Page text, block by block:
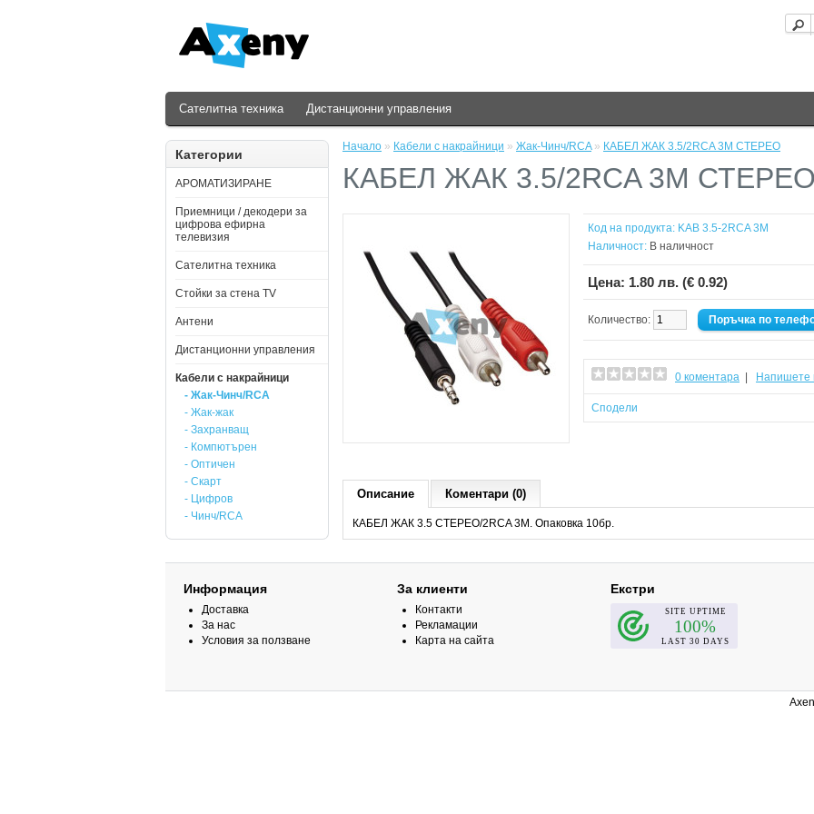
Сателитна техника Дистанционни управления
Категории
АРОМАТИЗИРАНЕ
Приемници / декодери за
цифрова ефирна
телевизия
Сателитна техника
Стойки за стена ТV
Антени
Дистанционни управления
Кабели с накрайници
- Жак-Чинч/RCA
- Жак-жак
- Захранващ
- Компютърен
- Оптичен
- Скарт
- Цифров
- Чинч/RCA
Начало » Кабели с накрайници » Жак-Чинч/RCA» КАБЕЛ ЖАК 3.5/2RCA 3M СТЕРЕО
КАБЕЛ ЖАК 3.5/2RCA 3M СТЕРЕО
Код на продукта: KAB 3.5-2RCA 3M
Наличност: В наличност
Цена: 1.80 лв. (€ 0.92)
Количество: Поръчка по
0 коментара Напишете
Сподели
Описание Коментари (0)
КАБЕЛ ЖАК 3.5 СТЕРЕО/2RCA 3M. Опаковка 10бр.
Информация
Доставка
За нас
Условия за ползване
За клиенти
Контакти
Рекламации
Карта на сайта
Екстри